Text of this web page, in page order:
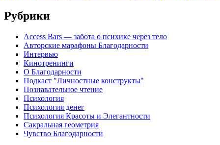
Рубрики
Access Bars — забота о психике через тело
Авторские марафоны Благодарности
Интервью
Кинотренинги
О Благодарности
Подкаст "Личностные конструкты"
Познавательное чтение
Психология
Психология денег
Психология Красоты и Элегантности
Сакральная геометрия
Чувство Благодарности